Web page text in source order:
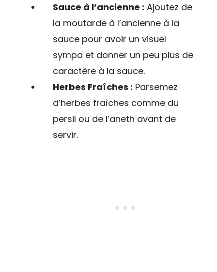
Sauce à l’ancienne : Ajoutez de
la moutarde à l’ancienne à la
sauce pour avoir un visuel
sympa et donner un peu plus de
caractère à la sauce.
Herbes Fraîches : Parsemez
d’herbes fraîches comme du
persil ou de l’aneth avant de
servir.